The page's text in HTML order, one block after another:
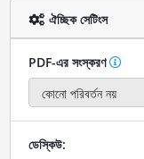
ঐচ্ছিক সেটিংস
PDF-এর সংস্করণ
ডেস্কিউ: